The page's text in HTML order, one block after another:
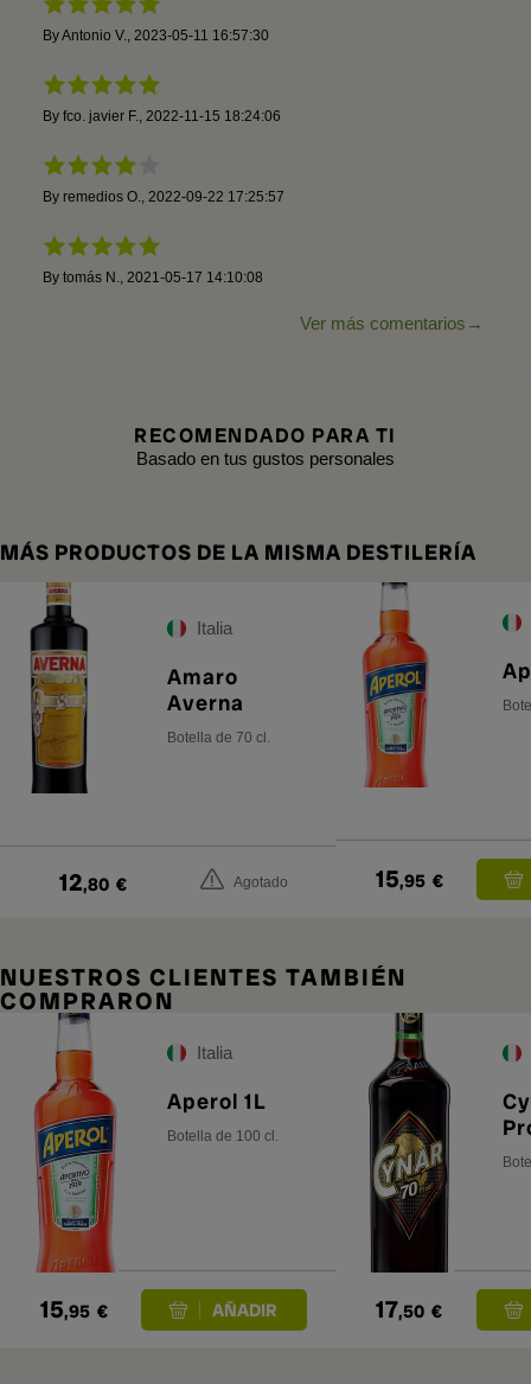
ByAntonio V. 2023-05-11 16:57:30
By fco. javier F. 2022-11-15 18:24:06
By remedios O. 2022-09-22 17:25:57
By tomás N. 2021-05-17 14:10:08
Ver más comentarios
RECOMENDADO PARA TI
Basado en tus gustos personales
MÁS PRODUCTOS DE LA MISMA DESTILERÍA
Italia
Amaro
Averna
Botella de 70 cl.
12,80 € Agotado 15,95 €
NUESTROS CLIENTES TAMBIÉN
COMPRARON
Italia
Aperol 1L
Botella de 100 cl.
15,95 € 17,50 €